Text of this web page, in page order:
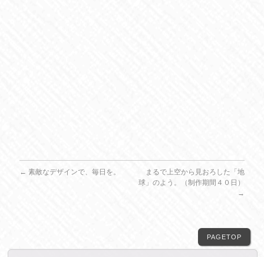
← 素敵なデザインで、毎日を。
まるで上空から見おろした「地
球」のよう。（制作期間４０日）
→
PAGETOP